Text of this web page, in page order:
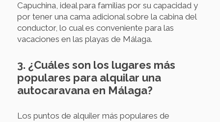
Capuchina, ideal para familias por su capacidad y
por tener una cama adicional sobre la cabina del
conductor, lo cual es conveniente para las
vacaciones en las playas de Málaga.
3. ¿Cuáles son los lugares más
populares para alquilar una
autocaravana en Málaga?
Los puntos de alquiler más populares de